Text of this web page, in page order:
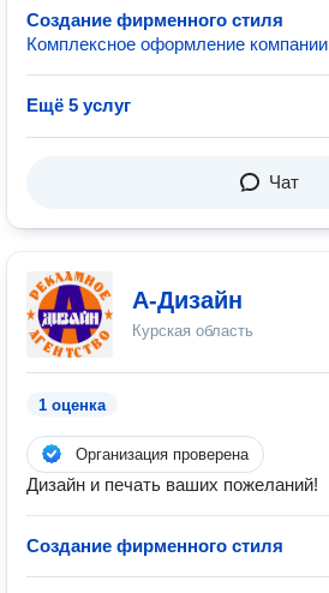
Создание фирменного стиля
Комплексное оформление компании
Ещё 5 услуг
Чат
А-Дизайн
Курская область
1 оценка
Организация проверена
Дизайн и печать ваших пожеланий!
Создание фирменного стиля